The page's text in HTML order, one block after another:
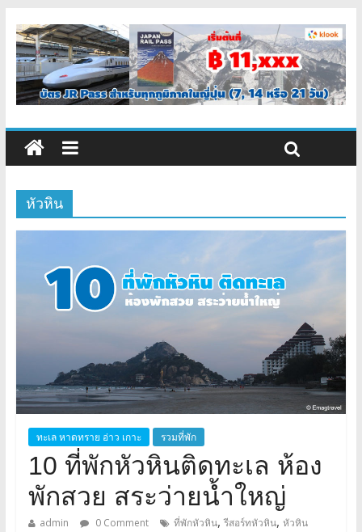
หัวหิน
ทะเล หาดทราย อ่าว เกาะ รวมที่พัก
10 ที่พักหัวหินติดทะเล ห้อง
พักสวย สระว่ายน้ำใหญ่
admin 0 Comment ที่พักหัวหิน,รีสอร์ทหัวหิน, หัวหิน